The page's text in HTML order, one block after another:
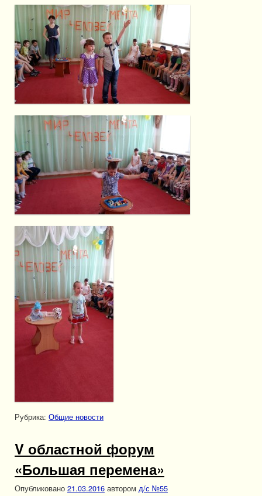
Рубрика: Общие новости
V областной форум
«Большая перемена»
Опубликовано 21.03.2016 автором д/с №55